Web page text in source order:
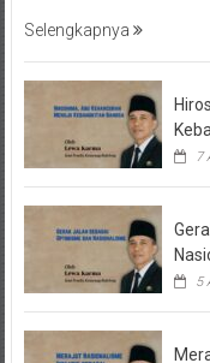
Selengkapnya
7
5